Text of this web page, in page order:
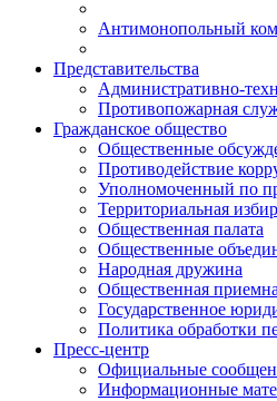
Антимонопольный
Представительства
Административно-
Противопожарная
Гражданское общество
Общественные
Противодействие
Уполномоченный по
Территориальная
Общественная палата
Общественные
Народная дружина
Общественная
Государственное
Политика обработки
Пресс-центр
Официальные
Информационные